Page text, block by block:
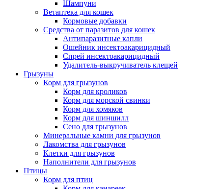
Шампуни
Ветаптека для кошек
Кормовые добавки
Средства от паразитов для кошек
Антипаразитные капли
Ошейник инсектоакарицидный
Спрей инсектоакарицидный
Удалитель-выкручиватель клещей
Грызуны
Корм для грызунов
Корм для кроликов
Корм для морской свинки
Корм для хомяков
Корм для шиншилл
Сено для грызунов
Минеральные камни для грызунов
Лакомства для грызунов
Клетки для грызунов
Наполнители для грызунов
Птицы
Корм для птиц